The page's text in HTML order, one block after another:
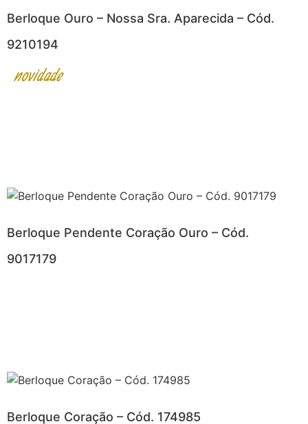
Berloque Ouro – Nossa Sra. Aparecida – Cód.
9210194
novidade
Berloque Pendente Coração Ouro – Cód.
9017179
Berloque Coração – Cód. 174985